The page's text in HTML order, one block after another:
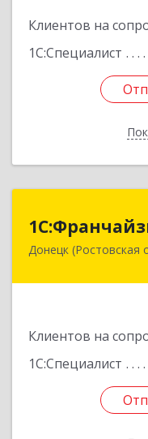
Клиентов на
1С:Специалист
Донецк (Ростовская
Клиентов на
1С:Специалист
346330,